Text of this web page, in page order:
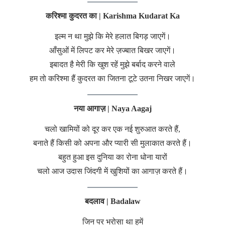
करिश्मा कुदरत का | Karishma Kudarat Ka
इल्म न था मुझे किमेरे हलात बिगड़ जाएगें।
आँसुओं में लिपट कर मेरे ज़ज्बात बिखर जाएगें।
इबादत है मेरी कि खुश रहें मुझे बर्बाद करने वाले
हम तो करिश्मा हैं कुदरत का जितना टूटे उतना निखर जाएगें।
नया आगाज़ | Naya Aagaj
चलो खामियों को दूर कर एक नई शुरुआत करते हैं,
बनाते हैं किसी को अपना और प्यारी सी मुलाकात करते हैं।
बहुत हुआ इस दुनिया का रोना धोना यारों
चलो आज उदास जिंदगी में खुशियों का आगाज़ करते हैं।
बदलाव | Badalaw
जिन पर भरोसा था हमें